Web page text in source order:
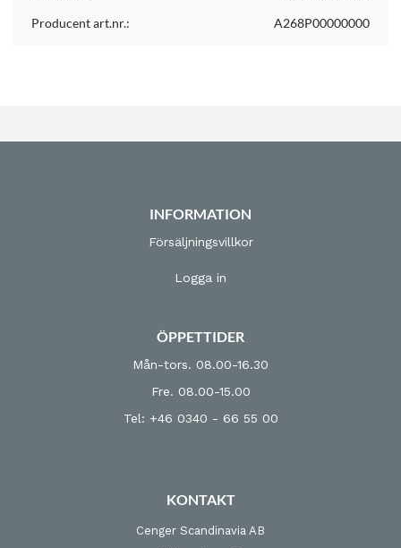
Producent art.nr.: A268P00000000
INFORMATION
Försäljningsvillkor
Logga in
ÖPPETTIDER
Mån-tors. 08.00-16.30
Fre. 08.00-15.00
Tel: +46 0340 - 66 55 00
KONTAKT
Cenger Scandinavia AB